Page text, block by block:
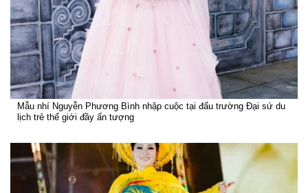
Mẫu nhí Nguyễn Phương Bình nhập cuộc tại đấu trường Đại sứ du
lịch trẻ thế giới đầy ấn tượng